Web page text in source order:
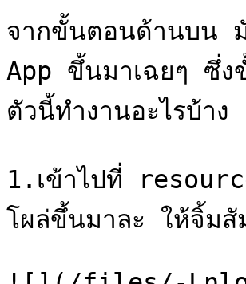
จากขั้นตอนด้านบน
App ขึ้นมาเฉยๆ ซึ่ง
ตัวนี้ทำงานอะไรบ้า
1.เข้าไปที่
โผล่ขึ้นมาละ ให้จิ้ม